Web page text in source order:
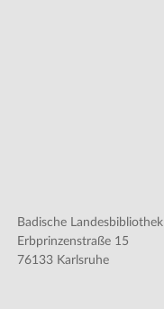
Badische Landesbibliothek
Erbprinzenstraße 15
76133 Karlsruhe